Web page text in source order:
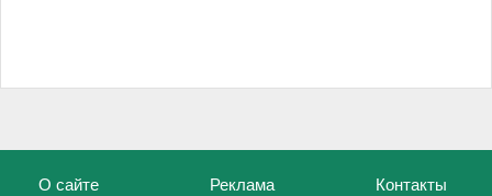
О сайте Реклама Контакты